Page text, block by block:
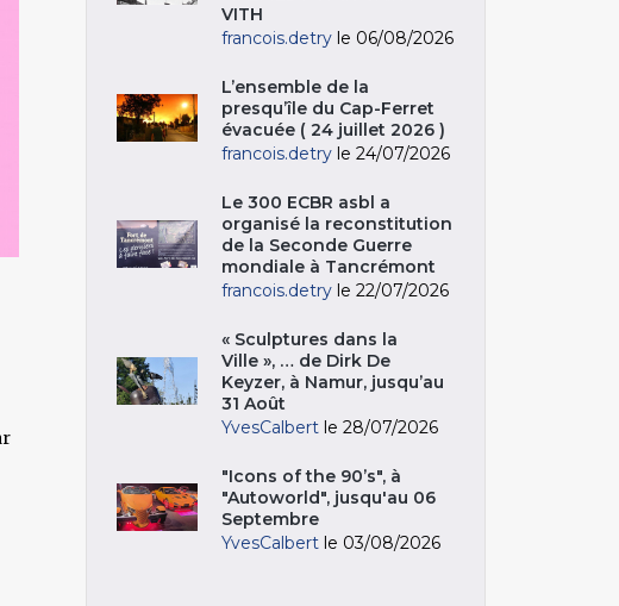
VITH
francois.detry le 06/08/2026
L’ensemble de la
presqu’île du Cap-Ferret
évacuée ( 24 juillet 2026 )
francois.detry le 24/07/2026
Le 300 ECBR asbl a
organisé la reconstitution
de la Seconde Guerre
mondiale à Tancrémont
francois.detry le 22/07/2026
« Sculptures dans la
Ville », … de Dirk De
Keyzer, à Namur, jusqu’au
31 Août
YvesCalbert le 28/07/2026
"Icons of the 90’s", à
"Autoworld", jusqu'au 06
Septembre
YvesCalbert le 03/08/2026